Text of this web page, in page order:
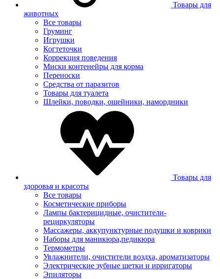
Товары для
животных
Все товары
Груминг
Игрушки
Когтеточки
Коррекция поведения
Миски контенейры для корма
Переноски
Средства от паразитов
Товары для туалета
Шлейки, поводки, ошейники, намордники
Товары для
здоровья и красоты
Все товары
Косметические приборы
Лампы бактерицидные, очистители-
рециркуляторы
Массажеры, аккупунктурные подушки и коврики
Наборы для маникюра,педикюра
Термометры
Увлажнители, очистители воздха, ароматизаторы
Электрические зубные щетки и ирригаторы
Эпиляторы